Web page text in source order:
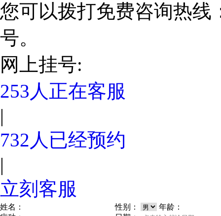
您可以拨打免费咨询热线
号。
网上挂号:
253 人正在客服
|
732 人已经预约
|
立刻客服
姓名： 性别：
年龄：